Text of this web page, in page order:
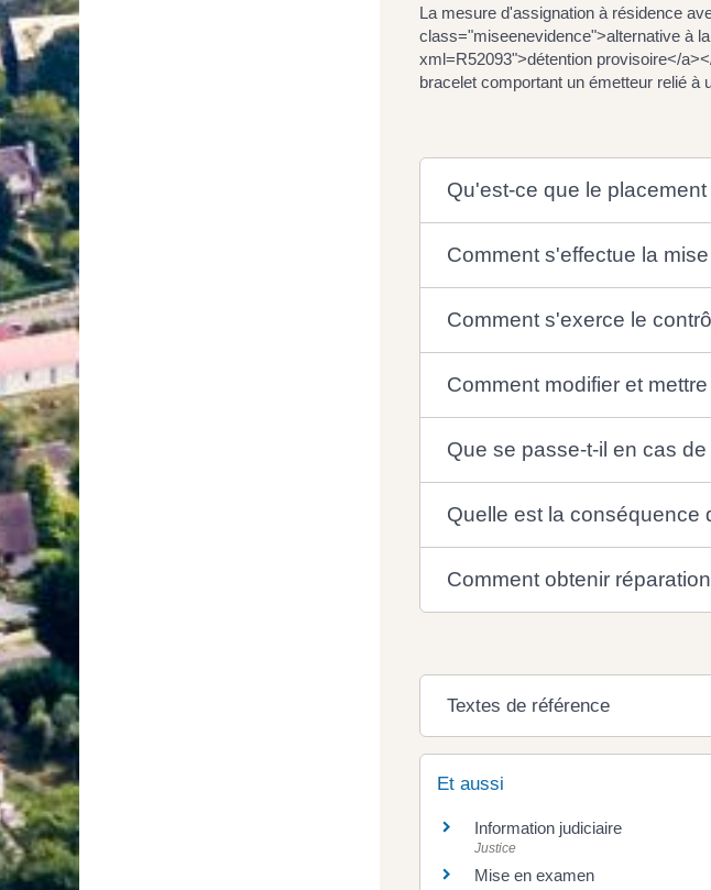
La mesure d'assignation à résidence
class="miseenevidence">alternative à
xml=R52093">détention provisoire</
bracelet comportant un émetteur relié
Qu'est-ce que le
Comment s'effectue la
Comment s'exerce le
Comment modifier et
Que se passe-t-il en cas
Quelle est la conséquence
Comment obtenir
Textes de référence
Et aussi
Information judiciaire
Justice
Mise en examen